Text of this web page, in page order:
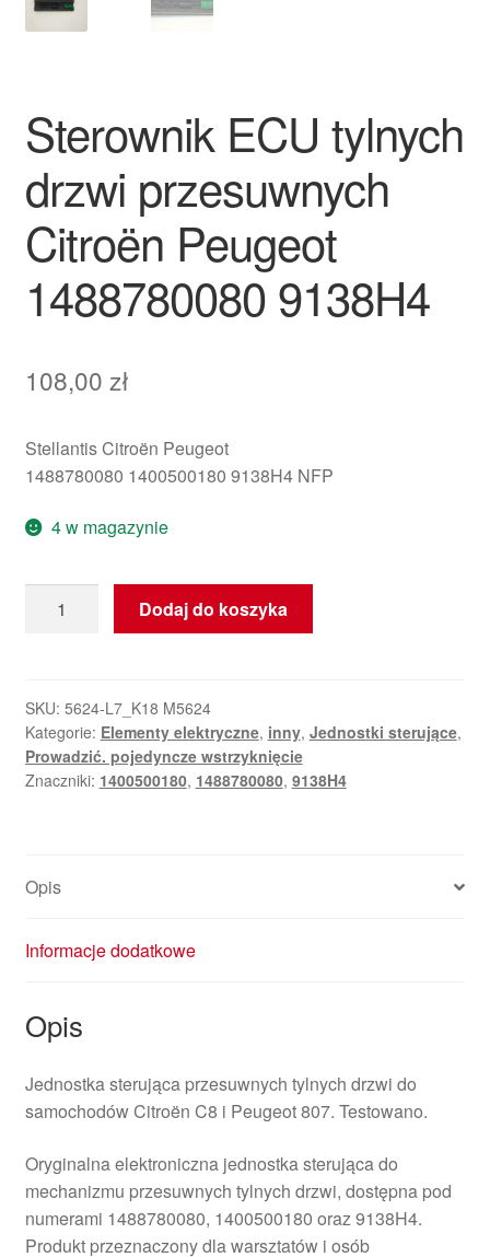
Wózek
Zasady i warunki
Sterownik ECU tylnych
drzwi przesuwnych
Citroën Peugeot
1488780080 9138H4
108,00 zł
Stellantis Citroën Peugeot
1488780080 1400500180 9138H4 NFP
4 w magazynie
Sterownik
drzwi
przesuwnych
Citroën
Peugeot
Dodaj do koszyka
SKU: 5624-L7_K18 M5624
Kategorie: Elementy elektryczne, inny, Jednostki sterujące,
Prowadzić. pojedyncze wstrzyknięcie
Znaczniki: 1400500180, 1488780080, 9138H4
Opis
Informacje dodatkowe
Opis
Jednostka sterująca przesuwnych tylnych drzwi do
samochodów Citroën C8 i Peugeot 807. Testowano.
Oryginalna elektroniczna jednostka sterująca do
mechanizmu przesuwnych tylnych drzwi, dostępna pod
numerami 1488780080, 1400500180 oraz 9138H4.
Produkt przeznaczony dla warsztatów i osób